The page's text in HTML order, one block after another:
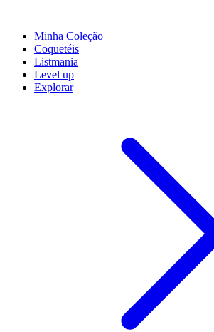
Minha Coleção
Coquetéis
Listmania
Level up
Explorar